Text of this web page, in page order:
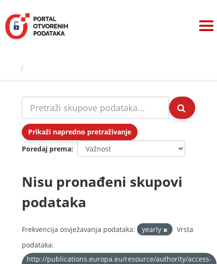
sadržaj
Prikaži napredno pretraživanje
Poredaj prema
Nisu pronađeni skupovi
podataka
Frekvencija osvježavanja podataka: yearly
Vrsta
podataka:
http://publications.europa.eu/resource/authority/access-